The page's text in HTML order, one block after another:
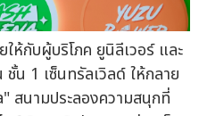
ห้กับผู้บริโภค ยูนิลีเวอร์ และ
น 1 เซ็นทรัลเวิลด์ ให้กลาย
สนามประลองความสนุกที่